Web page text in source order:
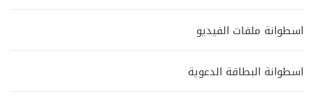
اسطوانة ملفات الفيديو
اسطوانة البطاقة الدعوية